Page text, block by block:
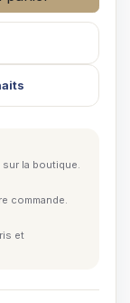
sur la boutique.
commande.
et